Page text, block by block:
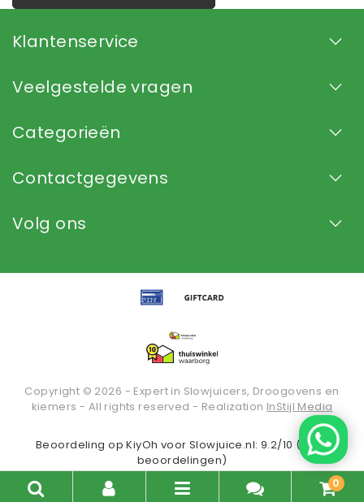
Klantenservice
Veelgestelde vragen
Categorieën
Contactgegevens
Volg ons
Copyright © 2026 - Expert in Slowjuicers, Droogovens en
kiemers - All rights reserved - Realization InStijl Media
0
Beoordeling opKiyOh voor Slowjuice.nl: 9.2/10 (2935
beoordelingen)